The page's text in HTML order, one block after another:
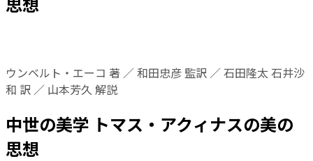
ウンベルト・エーコ 著 ／ 和田忠彦 監訳 ／ 石田隆太 石井沙
和 訳 ／ 山本芳久 解説
中世の美学 トマス・アクィナスの美の
思想